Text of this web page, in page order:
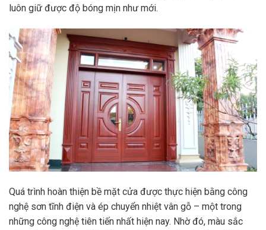
luôn giữ được độ bóng mịn như mới.
Quá trình hoàn thiện bề mặt cửa được thực hiện bằng công
nghệ sơn tĩnh điện và ép chuyển nhiệt vân gỗ – một trong
những công nghệ tiên tiến nhất hiện nay. Nhờ đó, màu sắc